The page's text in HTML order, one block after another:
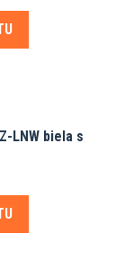
LNW biela s